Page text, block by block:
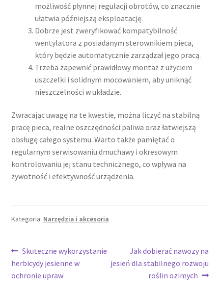
możliwość płynnej regulacji obrotów, co znacznie
ułatwia późniejszą eksploatację.
Dobrze jest zweryfikować kompatybilność
wentylatora z posiadanym sterownikiem pieca,
który będzie automatycznie zarządzał jego pracą.
Trzeba zapewnić prawidłowy montaż z użyciem
uszczelki i solidnym mocowaniem, aby uniknąć
nieszczelności w układzie.
Zwracając uwagę na te kwestie, można liczyć na stabilną
pracę pieca, realne oszczędności paliwa oraz łatwiejszą
obsługę całego systemu. Warto także pamiętać o
regularnym serwisowaniu dmuchawy i okresowym
kontrolowaniu jej stanu technicznego, co wpływa na
żywotność i efektywność urządzenia.
Kategoria: Narzędzia i akcesoria
Nawigacja
wpisu
Poprzedni
wpis:
Skuteczne wykorzystanie
herbicydy jesienne w
ochronie upraw
Następny
wpis:
Jak dobierać nawozy na
jesień dla stabilnego rozwoju
roślin ozimych